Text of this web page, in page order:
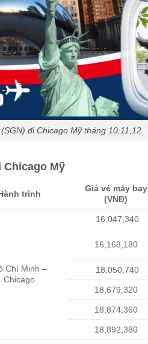
đi Chicago Mỹ tháng 10,11,12
Chicago Mỹ
trình
Giá vé máy bay
(VNĐ)
Chí Minh –
Chicago
16,047,340
16,168,180
18,050,740
18,679,320
18,874,360
18,892,380